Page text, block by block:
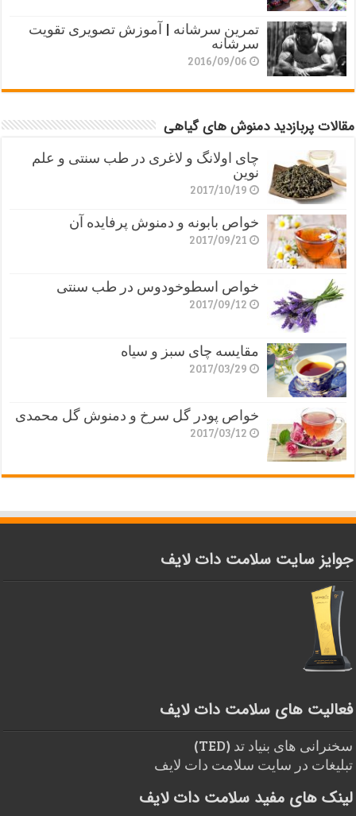
تمرین سرشانه | آموزش تصویری تقویت
سرشانه
2016/09/06
مقالات پربازدید دمنوش های گیاهی
چای اولانگ و لاغری در طب سنتی و علم
نوین
2017/10/19
خواص بابونه و دمنوش پرفایده آن
2017/09/21
خواص اسطوخودوس در طب سنتی
2017/09/12
مقایسه چای سبز و سیاه
2017/03/29
خواص پودر گل سرخ و دمنوش گل محمدی
2017/03/12
جوایز سایت سلامت دات لایف
فعالیت های سلامت دات لایف
سخنرانی های بنیاد تد (TED)
تبلیغات در سایت سلامت دات لایف
لینک های مفید سلامت دات لایف